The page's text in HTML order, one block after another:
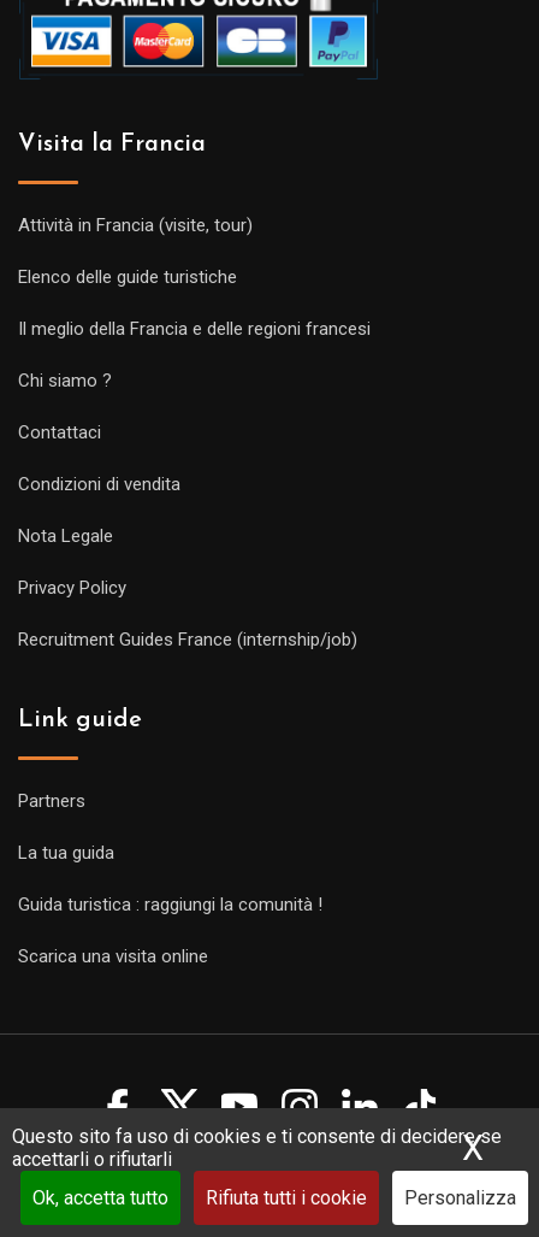
Questo sito fa uso di cookies e ti consente di decidere se
accettarli o rifiutarli
Ok, accetta tutto
Rifiuta tutti i cookie Personalizza
X
Visita la Francia
Attività in Francia (visite, tour)
Elenco delle guide turistiche
Il meglio della Francia e delle regioni francesi
Chi siamo ?
Contattaci
Condizioni di vendita
Nota Legale
Privacy Policy
Recruitment Guides France (internship/job)
Link guide
Partners
La tua guida
Guida turistica : raggiungi la comunità !
Scarica una visita online
Copyright Guides 2021. Tous droits réservés.
Développement
web sur mesurepar iSoluce